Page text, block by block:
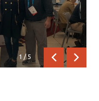
1 /5
Anterior